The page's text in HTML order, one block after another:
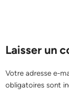
Laisser un
Votre adresse e-
obligatoires sont